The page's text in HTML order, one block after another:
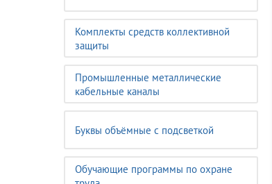
Комплекты средств коллективной
защиты
Промышленные металлические
кабельные каналы
Буквы объёмные с подсветкой
Обучающие программы по охране